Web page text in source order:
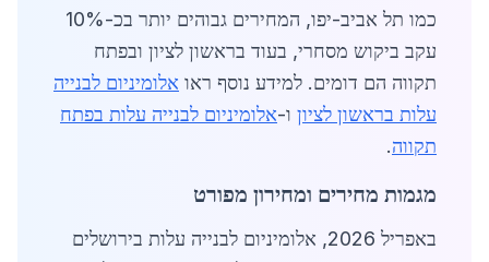
כמו תל אביב-יפו, המחירים גבוהים יותר בכ-10%
עקב ביקוש מסחרי, בעוד בראשון לציון ובפתח
תקווה הם דומים. למידע נוסף ראו אלומיניום לבנייה
עלות בראשון לציון ו-אלומיניום לבנייה עלות בפתח
תקווה.
מגמות מחירים ומחירון מפורט
באפריל 2026, אלומיניום לבנייה עלות בירושלים